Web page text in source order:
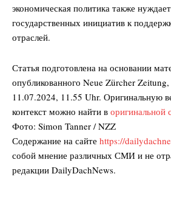
экономическая политика также
государственных инициатив к
отраслей.
Статья подготовлена на основании
опубликованного Neue Zürcher
11.07.2024, 11.55 Uhr. Оригинальную
контекст можно найти в оригинальной
Фото: Simon Tanner / NZZ
Содержание на сайте https://
собой мнение различных СМИ и не
редакции DailyDachNews.